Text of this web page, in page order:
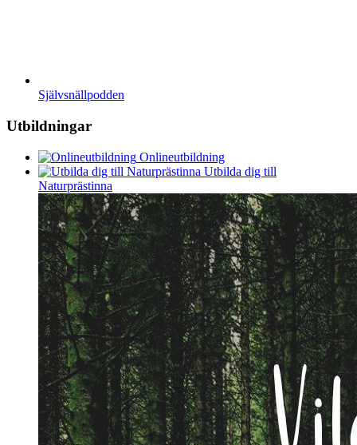
Självsnällpodden
Utbildningar
Onlineutbildning
Utbilda dig till
Naturprästinna